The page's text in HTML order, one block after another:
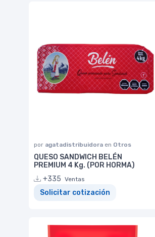
por agatadistribuidora en Otros
QUESO SANDWICH BELÉN
PREMIUM 4 Kg. (POR HORMA)
+335 Ventas
Solicitar cotización